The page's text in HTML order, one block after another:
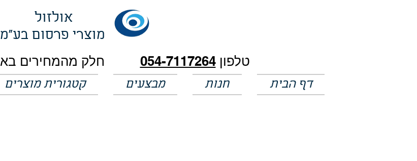
אולזול
מוצרי פרסום בע"מ
טלפון054-7117264
דף הבית חנות מבצעים קטגורית מוצרים